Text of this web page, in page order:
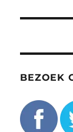
BEZOEK